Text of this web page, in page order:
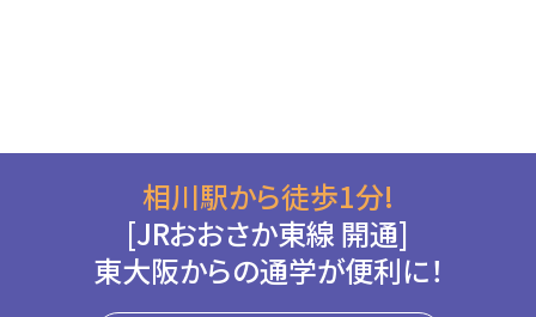
相川駅から徒歩1分!
[JRおおさか東線 開通]
東大阪からの通学が便利に！